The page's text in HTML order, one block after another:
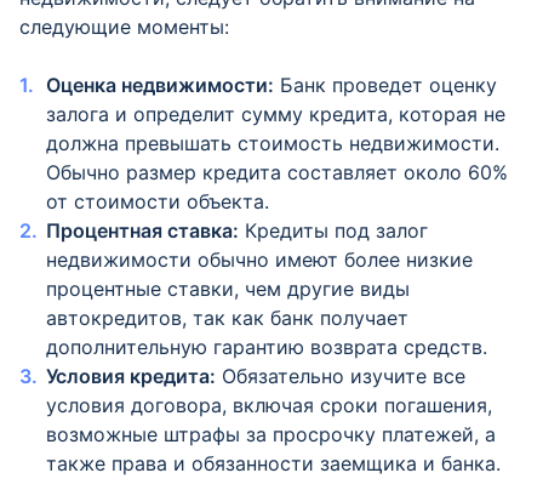
следующие моменты:
Оценка недвижимости: Банк проведет оценку
залога и определит сумму кредита, которая не
должна превышать стоимость недвижимости.
Обычно размер кредита составляет около 60%
от стоимости объекта.
Процентная ставка: Кредиты под залог
недвижимости обычно имеют более низкие
процентные ставки, чем другие виды
автокредитов, так как банк получает
дополнительную гарантию возврата средств.
Условия кредита: Обязательно изучите все
условия договора, включая сроки погашения,
возможные штрафы за просрочку платежей, а
также права и обязанности заемщика и банка.